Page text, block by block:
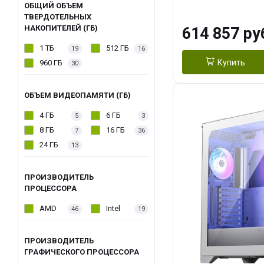
ОБЩИЙ ОБЪЕМ
ТВЕРДОТЕЛЬНЫХ
НАКОПИТЕЛЕЙ (ГБ)
1 ТБ 19 512 ГБ 16
960 ГБ 30
ОБЪЕМ ВИДЕОПАМЯТИ (ГБ)
4 ГБ 5 6 ГБ 3
8 ГБ 7 16 ГБ 36
24 ГБ 13
ПРОИЗВОДИТЕЛЬ
ПРОЦЕССОРА
AMD 46 Intel 19
ПРОИЗВОДИТЕЛЬ
ГРАФИЧЕСКОГО ПРОЦЕССОРА
Turbo/ 1 ТБ
614 857
Купить